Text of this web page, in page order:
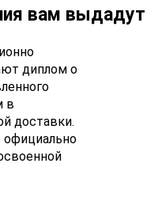
вам выдадут
диплом о
в
доставки.